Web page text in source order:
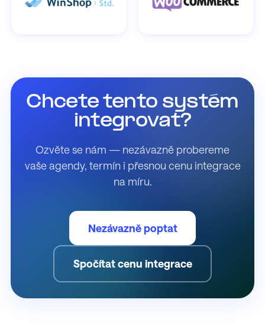
Chcete tento systém
integrovat?
Ozvěte se nám — nezávazně probereme
vaše agendy, termín i přesnou cenu integrace
na míru.
Nezávazně poptat
Spočítat cenu integrace